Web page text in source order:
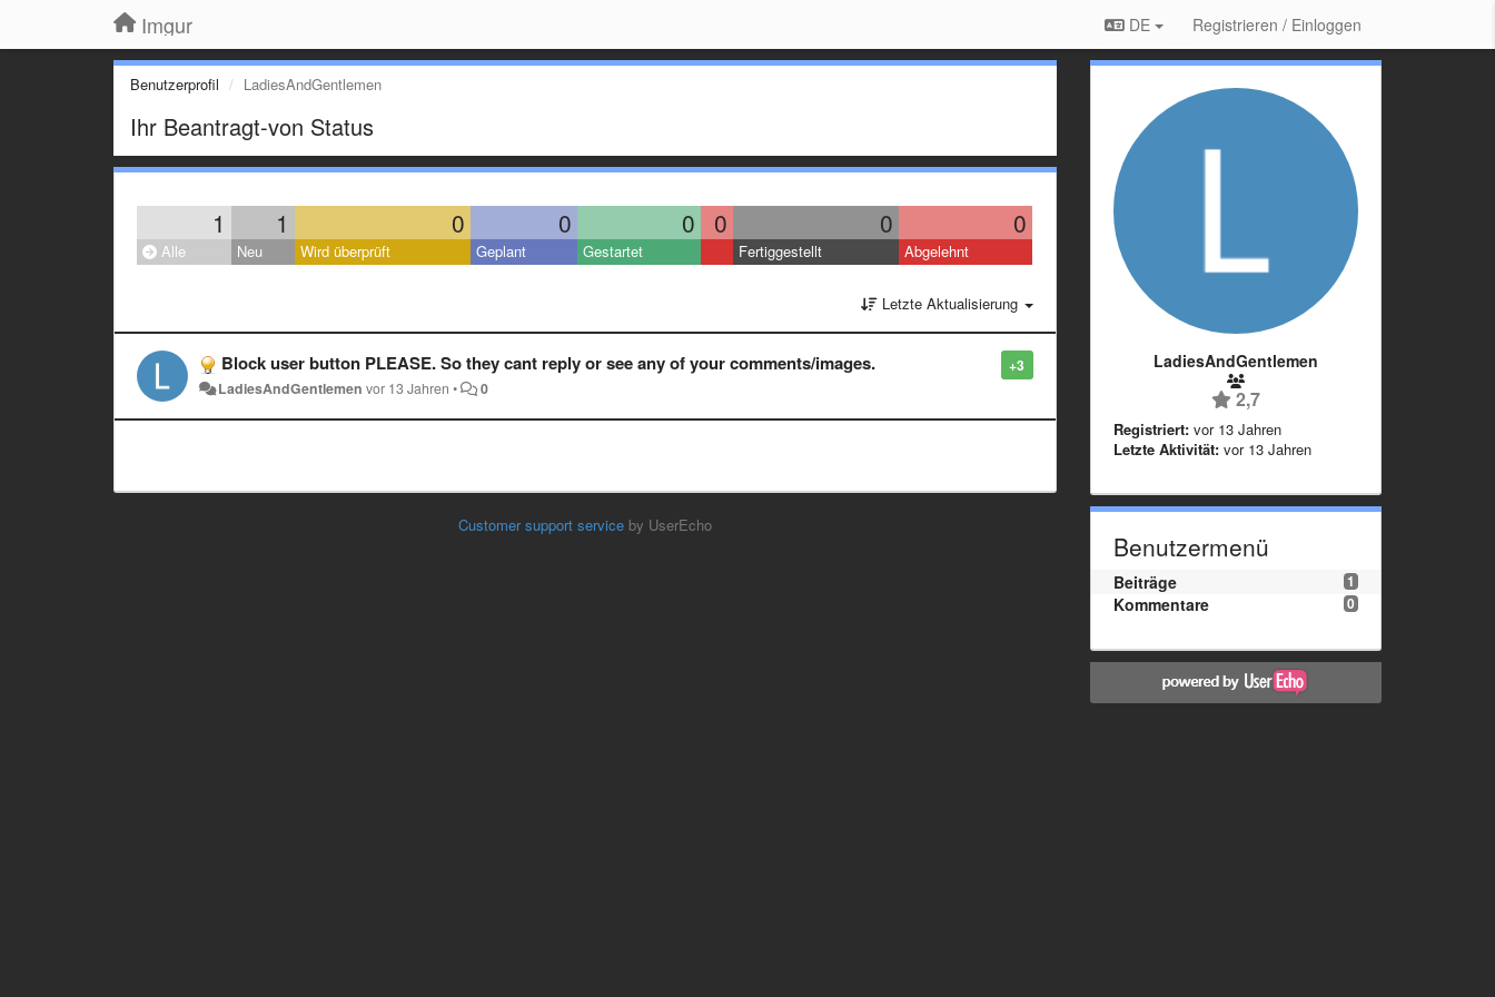
Imgur DE Registrieren / Einloggen
Benutzerprofil LadiesAndGentlemen
Ihr Beantragt-von Status
1 1 0 0 0 0 0 0
Alle Neu Wird überprüft Geplant Gestartet Fertiggestellt Abgelehnt
Letzte Aktualisierung
+3
Block user button PLEASE. So they cant reply or see any of your comments/images.
LadiesAndGentlemen vor 13 Jahren • 0
Customer support serviceby UserEcho
LadiesAndGentlemen
2,7
Registriert: vor 13 Jahren
Letzte Aktivität: vor 13 Jahren
Benutzermenü
1
Beiträge
0
Kommentare